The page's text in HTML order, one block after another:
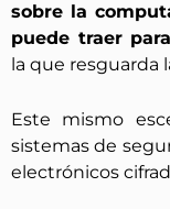
sobre la
puede traer
la que resguarda
Este mismo
sistemas de
electrónicos